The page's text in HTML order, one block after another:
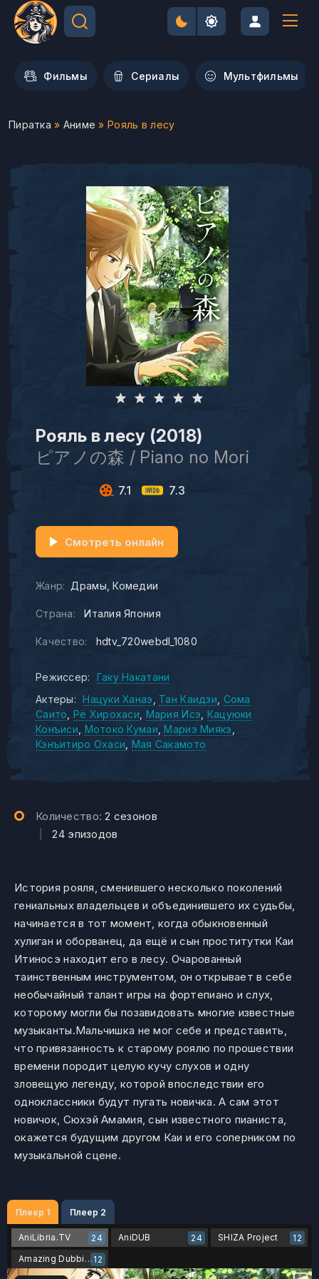
Фильмы Сериалы Мультфильмы
Пиратка » Аниме » Рояль в лесу
Рояль в лесу (2018)
ピアノの森 / Piano no Mori
7.1 7.3
Жанр: Драмы Комедии
Страна: Италия Япония
Качество: hdtv_720webdl_1080
Смотреть онлайн
Режиссер:
Гаку Накатани
Актеры:
Нацуки Ханаэ Тан Каидзи
Сома
Саито Рё Хирохаси Мария Исэ Кацуюки
Конъиси Мотоко Кумаи Мариэ Миякэ
Кэнъитиро Охаси Мая Сакамото
Количество:2 сезонов
|24 эпизодов
История рояля, сменившего несколько поколений
гениальных владельцев и объединившего их судьбы,
начинается в тот момент, когда обыкновенный
хулиган и оборванец, да ещё и сын проститутки Каи
Итиносэ находит его в лесу. Очарованный
таинственным инструментом, он открывает в себе
необычайный талант игры на фортепиано и слух,
которому могли бы позавидовать многие известные
музыканты.Мальчишка не мог себе и представить,
что привязанность к старому роялю по прошествии
времени породит целую кучу слухов и одну
зловещую легенду, которой впоследствии его
одноклассники будут пугать новичка. А сам этот
новичок, Сюхэй Амамия, сын известного пианиста,
окажется будущим другом Каи и его соперником по
музыкальной сцене.
Плеер 1 Плеер 2
AniLibria.TV 24 AniDUB 24 SHIZA Project
12
Amazing Dubbing 12